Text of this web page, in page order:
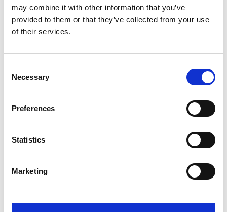
may combine it with other information that you’ve
provided to them or that they’ve collected from your use
of their services.
Selection
Necessary
Preferences
Statistics
Marketing
Zúčastněte se akce